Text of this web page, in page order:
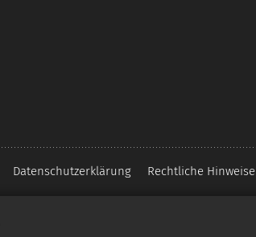
Datenschutzerklärung Rechtliche Hinweise